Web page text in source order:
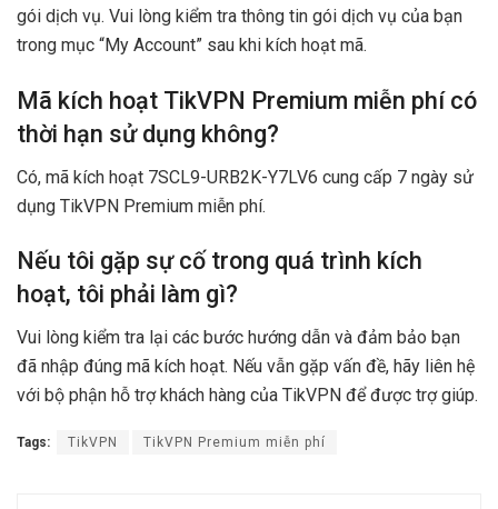
gói dịch vụ. Vui lòng kiểm tra thông tin gói dịch vụ của bạn
trong mục “My Account” sau khi kích hoạt mã.
Mã kích hoạt TikVPN Premium miễn phí có
thời hạn sử dụng không?
Có, mã kích hoạt 7SCL9-URB2K-Y7LV6 cung cấp 7 ngày sử
dụng TikVPN Premium miễn phí.
Nếu tôi gặp sự cố trong quá trình kích
hoạt, tôi phải làm gì?
Vui lòng kiểm tra lại các bước hướng dẫn và đảm bảo bạn
đã nhập đúng mã kích hoạt. Nếu vẫn gặp vấn đề, hãy liên hệ
với bộ phận hỗ trợ khách hàng của TikVPN để được trợ giúp.
Tags: TikVPN TikVPN Premium miễn phí